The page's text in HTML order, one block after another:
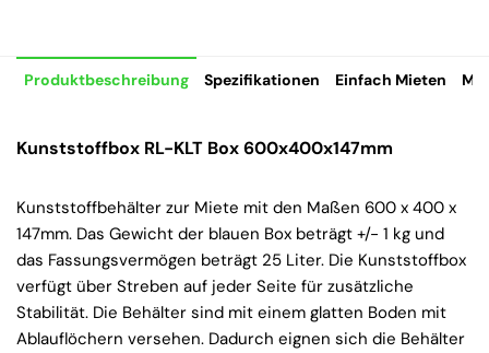
Produktbeschreibung Spezifikationen Einfach Mieten
Kunststoffbox RL-KLT Box 600x400x147mm
Kunststoffbehälter zur Miete mit den Maßen 600 x 400 x
147mm. Das Gewicht der blauen Box beträgt +/- 1 kg und
das Fassungsvermögen beträgt 25 Liter. Die Kunststoffbox
verfügt über Streben auf jeder Seite für zusätzliche
Stabilität. Die Behälter sind mit einem glatten Boden mit
Ablauflöchern versehen. Dadurch eignen sich die Behälter